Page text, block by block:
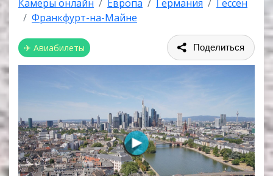
Камеры онлайн Европа Германия
Гессен
Франкфурт-на-Майне
✈ Авиабилеты Поделиться